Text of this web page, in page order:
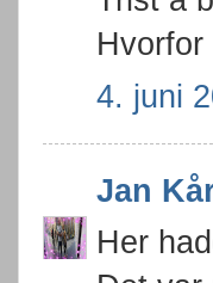
4. juni
Jan
Her